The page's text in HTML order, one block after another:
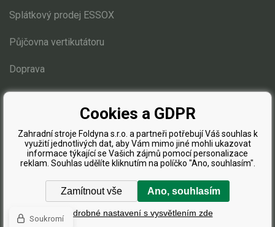
Splátkový prodej ESSOX
Půjčovna vertikutátoru
Doprava
Blog
Internetové obchodyawww stránky:BINARGON.cz
Cookies a GDPR
Zahradní stroje Foldyna s.r.o. a partneři potřebují Váš souhlas k
využití jednotlivých dat, aby Vám mimo jiné mohli ukazovat
informace týkající se Vašich zájmů pomocí personalizace
reklam. Souhlas udělíte kliknutím na políčko "Ano, souhlasím".
Zamítnout vše Ano, souhlasím
Podrobné nastavení s vysvětlením zde
Soukromí